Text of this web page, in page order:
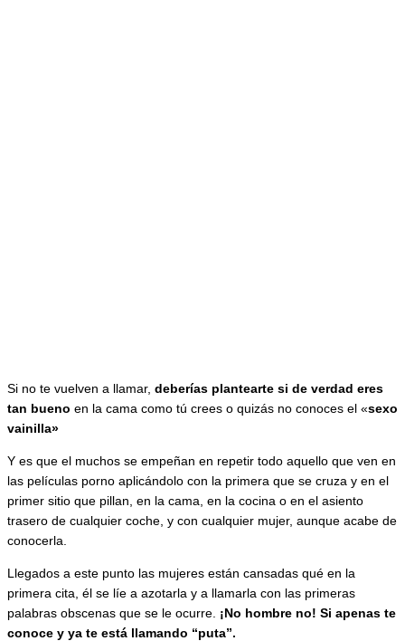
Si no te vuelven a llamar, deberías plantearte si de verdad eres
tan bueno en la cama como tú crees o quizás no conoces el «sexo
vainilla»
Y es que el muchos se empeñan en repetir todo aquello que ven en
las películas porno aplicándolo con la primera que se cruza y en el
primer sitio que pillan, en la cama, en la cocina o en el asiento
trasero de cualquier coche, y con cualquier mujer, aunque acabe de
conocerla.
Llegados a este punto las mujeres están cansadas qué en la
primera cita, él se líe a azotarla y a llamarla con las primeras
palabras obscenas que se le ocurre. ¡No hombre no! Si apenas te
conoce y ya te está llamando “puta”.